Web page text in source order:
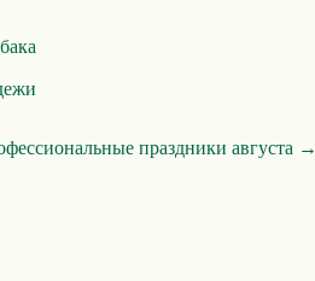
праздники августа →